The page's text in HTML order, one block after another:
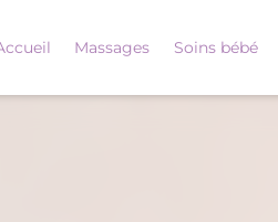
Massages Soins bébé